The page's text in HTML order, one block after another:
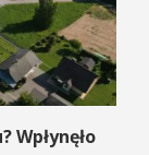
Wpłynęło